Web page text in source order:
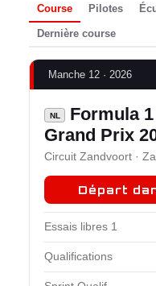
Course Pilotes
Dernière course
Manche 12 · 2026
NL
Formula
Grand Prix
Circuit Zandvoort ·
Départ
Essais libres 1
Qualifications